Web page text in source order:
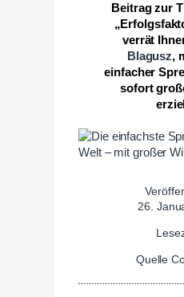
Beitrag zur
verrät
Blagusz,
einfacher
sofort
26.
Quelle